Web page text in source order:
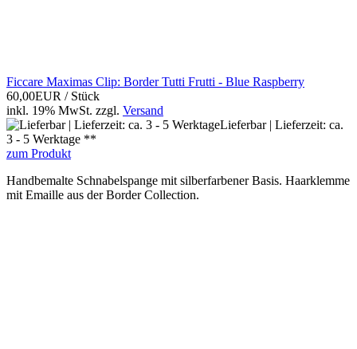
Ficcare Maximas Clip: Border Tutti Frutti - Blue Raspberry
60,00EUR / Stück
inkl. 19% MwSt. zzgl. Versand
Lieferbar | Lieferzeit: ca.
3 - 5 Werktage **
zum Produkt
Handbemalte Schnabelspange mit silberfarbener Basis. Haarklemme
mit Emaille aus der Border Collection.